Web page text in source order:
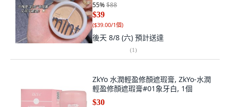
55%$88
$39
($39.00/1個)
後天 8/8 (六) 預計送達
(1)
ZkYo 水潤輕盈修顏遮瑕膏, ZkYo-水潤
輕盈修顏遮瑕膏#01象牙白, 1個
$30